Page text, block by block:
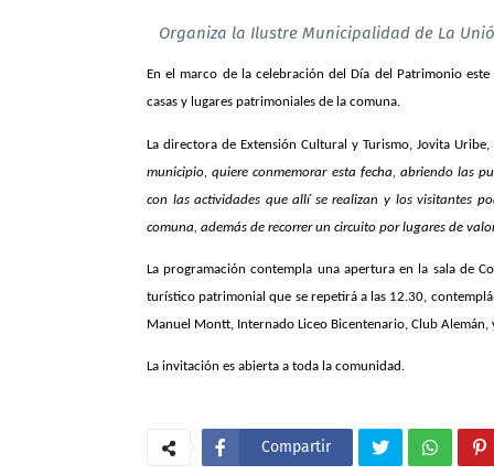
Organiza la Ilustre Municipalidad de La
En el marco de la celebración del Día del Patrimonio
casas y lugares patrimoniales de la comuna.
La directora de Extensión Cultural y Turismo, Jovita
municipio, quiere conmemorar esta fecha, abriendo las
con las actividades que allí se realizan y los visitantes
comuna, además de recorrer un circuito por lugares de
La programación contempla una apertura en la sala de
turístico patrimonial que se repetirá a las 12.30,
Manuel Montt, Internado Liceo Bicentenario, Club Alemán,
La invitación es abierta a toda la comunidad.
Compartir